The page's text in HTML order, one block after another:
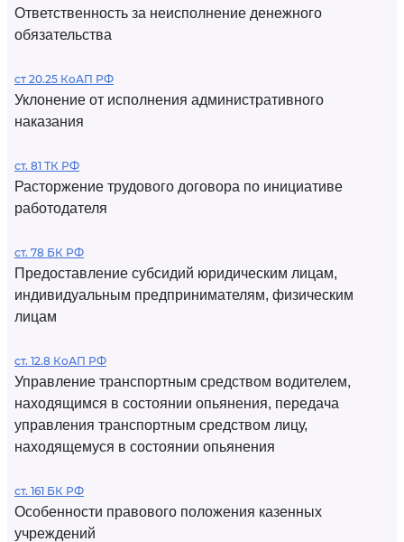
Ответственность за неисполнение денежного
обязательства
ст 20.25 КоАП РФ
Уклонение от исполнения административного
наказания
ст. 81 ТК РФ
Расторжение трудового договора по инициативе
работодателя
ст. 78 БК РФ
Предоставление субсидий юридическим лицам,
индивидуальным предпринимателям, физическим
лицам
ст. 12.8 КоАП РФ
Управление транспортным средством водителем,
находящимся в состоянии опьянения, передача
управления транспортным средством лицу,
находящемуся в состоянии опьянения
ст. 161 БК РФ
Особенности правового положения казенных
учреждений